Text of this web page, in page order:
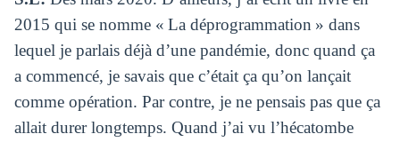
2015 qui se nomme « La déprogrammation » dans
lequel je parlais déjà d’une pandémie, donc quand ça
a commencé, je savais que c’était ça qu’on lançait
comme opération. Par contre, je ne pensais pas que ça
allait durer longtemps. Quand j’ai vu l’hécatombe